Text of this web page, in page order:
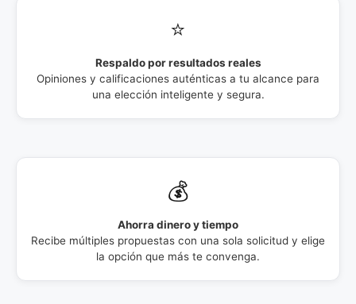
⭐
Respaldo por resultados reales
Opiniones y calificaciones auténticas a tu alcance para
una elección inteligente y segura.
💰
Ahorra dinero y tiempo
Recibe múltiples propuestas con una sola solicitud y elige
la opción que más te convenga.